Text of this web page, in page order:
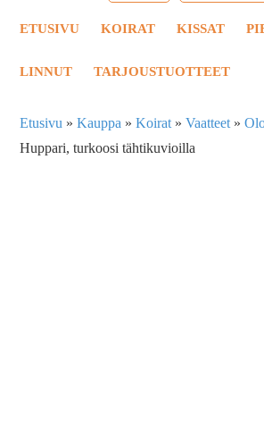
ETUSIVU KOIRAT KISSAT
LINNUT TARJOUSTUOTTEET
Etusivu »Kauppa »Koirat »Vaatteet »
Huppari, turkoosi tähtikuvioilla